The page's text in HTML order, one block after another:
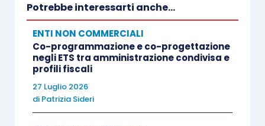
Potrebbe interessarti anche...
ENTI NON COMMERCIALI
Co-programmazione e co-progettazione
negli ETS tra amministrazione condivisa e
profili fiscali
27 Luglio 2026
di Patrizia Sideri